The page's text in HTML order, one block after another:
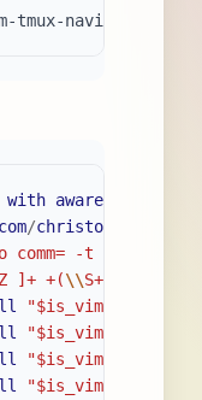
with awareness
com/christoomey
comm= -t
]+ +(\\S+
"$is_vim
"$is_vim
"$is_vim
"$is_vim